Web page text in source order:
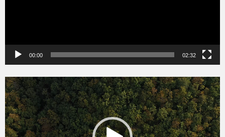
00:00 02:32
Videólejátszó